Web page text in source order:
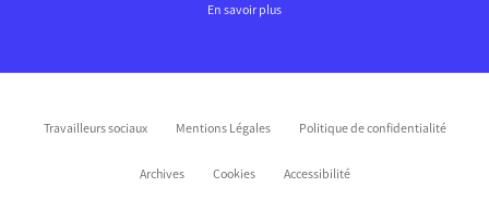
En savoir plus
Travailleurs sociaux Mentions Légales Politique de confidentialité
Archives Cookies Accessibilité